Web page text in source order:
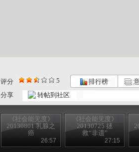
评分 5 排行榜
分享
转帖到社区
《社会能见度》
20130801 乳腺之
癌
26:57
《社会能见度》
20130725 拯
救“非遗”
27:15